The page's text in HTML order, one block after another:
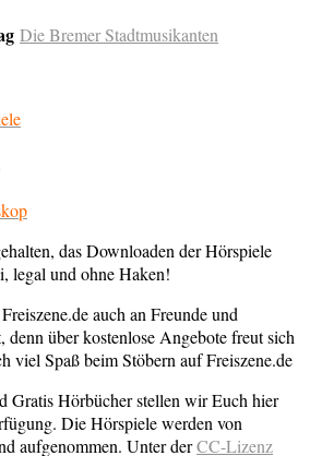
Die Bremer Stadtmusikanten
das Downloaden der Hörspiele
legal und ohne Haken!
auch an Freunde und
denn über kostenlose Angebote freut sich
viel Spaß beim Stöbern auf Freiszene.de
Gratis Hörbücher stellen wir Euch hier
Die Hörspiele werden von
aufgenommen. Unter derCC-Lizenz